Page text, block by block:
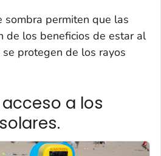
sombra permiten que las
de los beneficios de estar al
protegen de los rayos
a los